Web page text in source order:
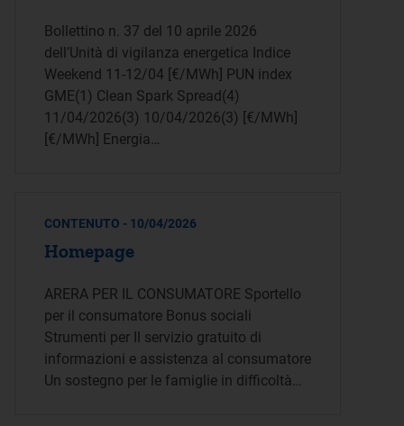
Bollettino n. 37 del 10 aprile 2026
dell’Unità di vigilanza energetica Indice
Weekend 11-12/04 [€/MWh] PUN index
GME(1) Clean Spark Spread(4)
11/04/2026(3) 10/04/2026(3) [€/MWh]
[€/MWh] Energia…
CONTENUTO - 10/04/2026
Homepage
ARERA PER IL CONSUMATORE Sportello
per il consumatore Bonus sociali
Strumenti per Il servizio gratuito di
informazioni e assistenza al consumatore
Un sostegno per le famiglie in difficoltà…